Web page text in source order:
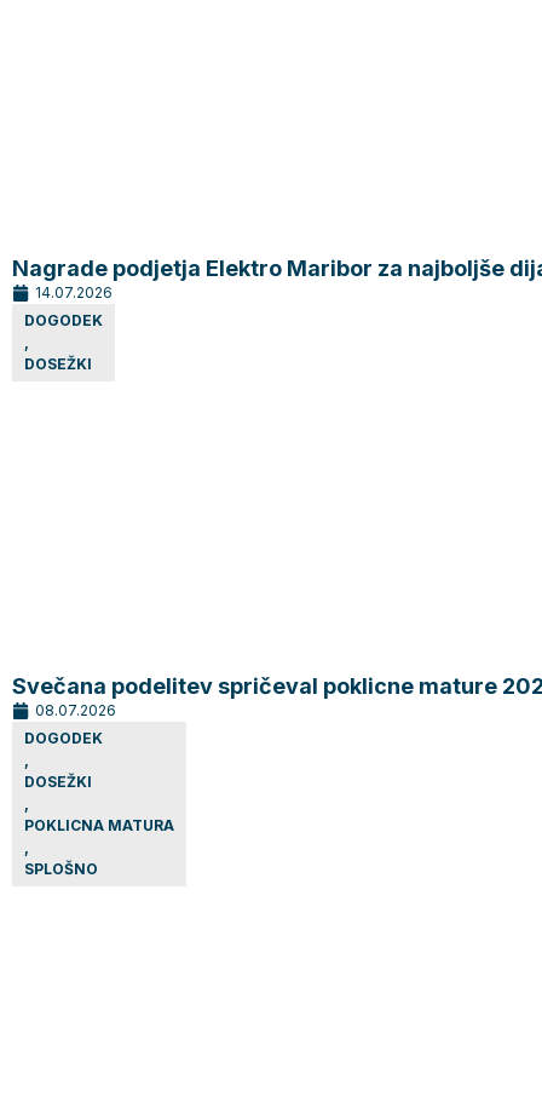
Nagrade podjetja Elektro Maribor za najboljše
14.07.2026
DOGODEK
,
DOSEŽKI
Svečana podelitev spričeval poklicne mature
08.07.2026
DOGODEK
,
DOSEŽKI
,
POKLICNA MATURA
,
SPLOŠNO